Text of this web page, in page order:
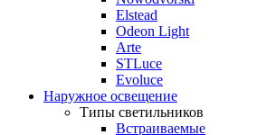
Elstead
Odeon Light
Arte
STLuce
Evoluce
Наружное освещение
Типы светильников
Встраиваемые